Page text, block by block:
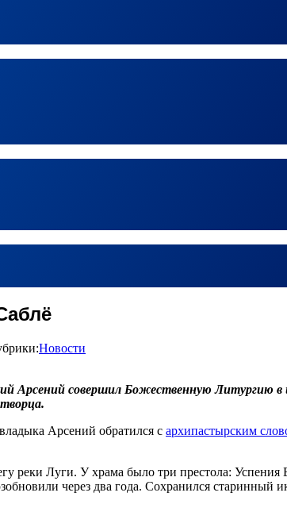
Новости
Арсений совершил Божественную Литургию
Арсений обратился с архипастырским
реки Луги. У храма было три престола:
через два года. Сохранился старинный